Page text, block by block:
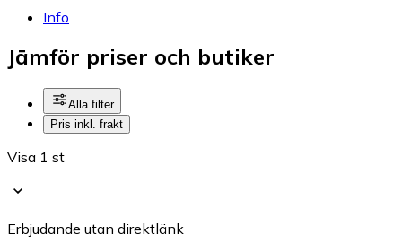
Info
Jämför priser och butiker
Alla filter
Pris inkl. frakt
Visa 1 st
Erbjudande utan direktlänk